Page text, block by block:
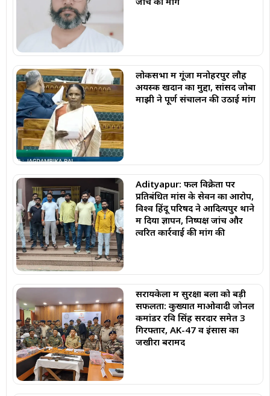
लोकसभा में गूंजा मनोहरपुर लौह
अयस्क खदान का मुद्दा, सांसद जोबा
माझी ने पूर्ण संचालन की उठाई मांग
Adityapur: फल विक्रेता पर
प्रतिबंधित मांस के सेवन का आरोप,
विश्व हिंदू परिषद ने आदित्यपुर थाने
में दिया ज्ञापन, निष्पक्ष जांच और
त्वरित कार्रवाई की मांग की
सरायकेला में सुरक्षा बलों को बड़ी
सफलता: कुख्यात माओवादी जोनल
कमांडर रवि सिंह सरदार समेत 3
गिरफ्तार, AK-47 व इंसास का
जखीरा बरामद